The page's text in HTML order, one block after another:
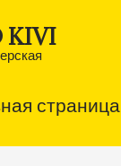
KIVI
страница